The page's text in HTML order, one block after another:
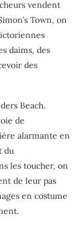
vendent
Town, on
daims, des
des
Beach.
de
alarmante en
du
les toucher, on
de leur pas
en costume